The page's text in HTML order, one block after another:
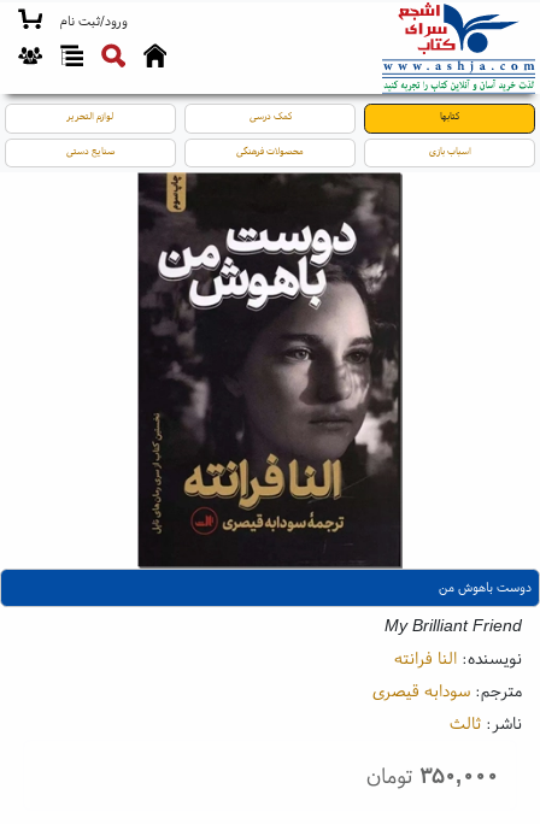
ورود/ثبت نام
کتابها کمک درسی لوازم التحریر
اسباب بازی محصولات فرهنگی صنایع دستی
دوست باهوش من
My Brilliant Friend
نویسنده: النا فرانته
مترجم: سودابه قیصری
ناشر: ثالث
۳۵۰,۰۰۰ تومان